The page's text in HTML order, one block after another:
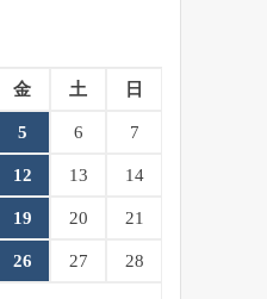
金 土 日
5 6 7
12 13 14
19 20 21
26 27 28